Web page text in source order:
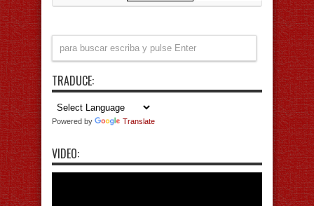
TRADUCE:
Powered by Translate
VIDEO: